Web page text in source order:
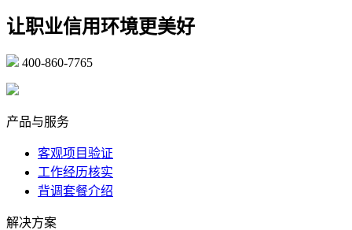
让职业信用环境更美好
400-860-7765
产品与服务
客观项目验证
工作经历核实
背调套餐介绍
解决方案